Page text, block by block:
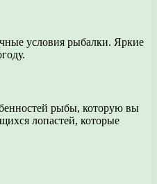
условия рыбалки. Яркие
рыбы, которую вы
лопастей, которые